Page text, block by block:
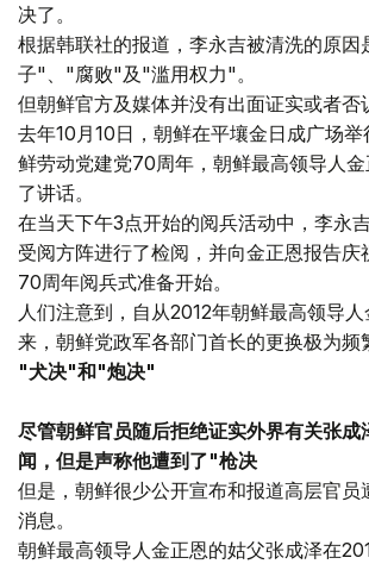
决了。
根据韩联社的报道，李永吉被清洗的原因
子"、"腐败"及"滥用权力"。
但朝鲜官方及媒体并没有出面证实或者否
去年10月10日，朝鲜在平壤金日成广场
鲜劳动党建党70周年，朝鲜最高领导人
了讲话。
在当天下午3点开始的阅兵活动中，李永
受阅方阵进行了检阅，并向金正恩报告庆
70周年阅兵式准备开始。
人们注意到，自从2012年朝鲜最高领导
来，朝鲜党政军各部门首长的更换极为频
"犬决"和"炮决"
尽管朝鲜官员随后拒绝证实外界有关张
闻，但是声称他遭到了"枪决
但是，朝鲜很少公开宣布和报道高层官员
消息。
朝鲜最高领导人金正恩的姑父张成泽在